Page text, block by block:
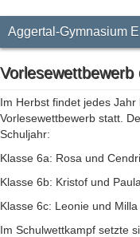
Aggertal-Gymnasium
Vorlesewettbewerb
Im Herbst findet jedes
Vorlesewettbewerb statt.
Schuljahr:
Klasse 6a: Rosa und
Klasse 6b: Kristof und Paula
Klasse 6c: Leonie und Milla
Im Schulwettkampf setzte